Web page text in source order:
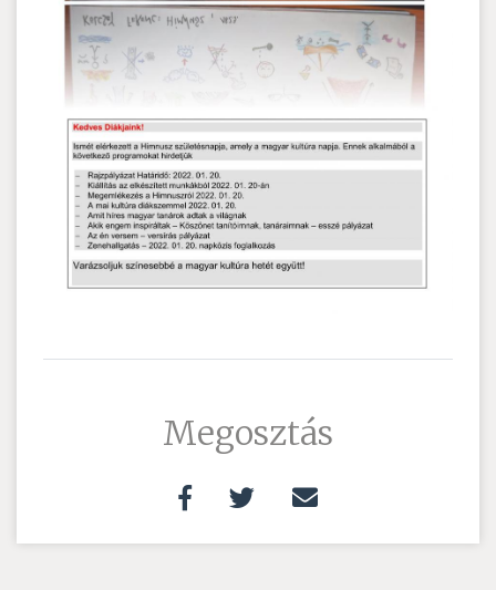
Megosztás